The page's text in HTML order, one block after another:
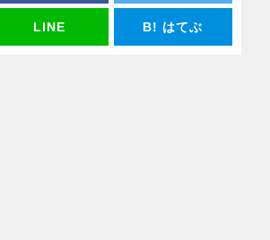
LINE B! はてぶ